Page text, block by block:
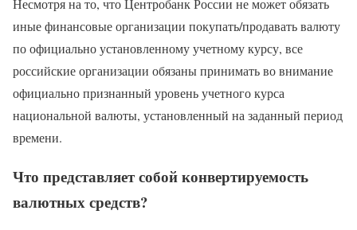
Несмотря на то, что Центробанк России не может обязать
иные финансовые организации покупать/продавать валюту
по официально установленному учетному курсу, все
российские организации обязаны принимать во внимание
официально признанный уровень учетного курса
национальной валюты, установленный на заданный период
времени.
Что представляет собой конвертируемость
валютных средств?